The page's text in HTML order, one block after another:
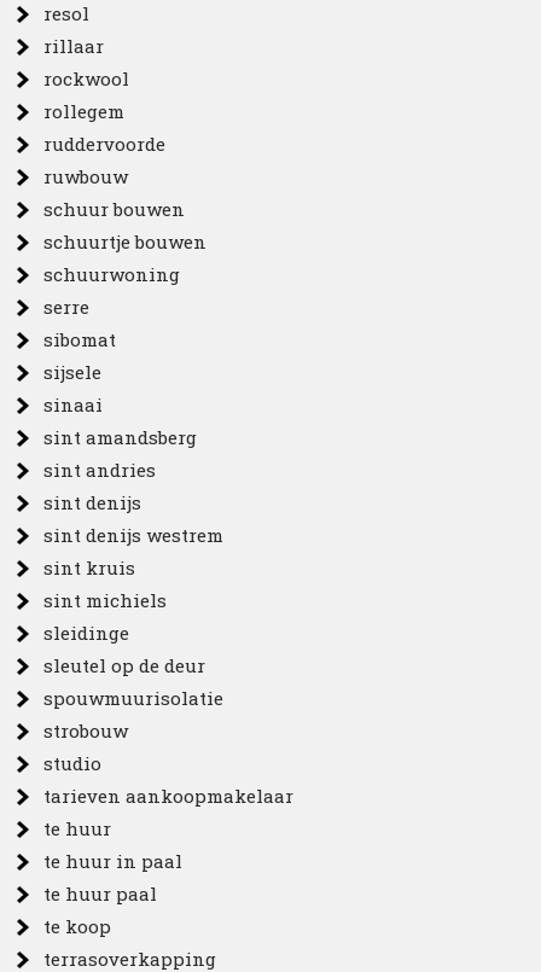
resol
rillaar
rockwool
rollegem
ruddervoorde
ruwbouw
schuur bouwen
schuurtje bouwen
schuurwoning
serre
sibomat
sijsele
sinaai
sint amandsberg
sint andries
sint denijs
sint denijs westrem
sint kruis
sint michiels
sleidinge
sleutel op de deur
spouwmuurisolatie
strobouw
studio
tarieven aankoopmakelaar
te huur
te huur in paal
te huur paal
te koop
terrasoverkapping